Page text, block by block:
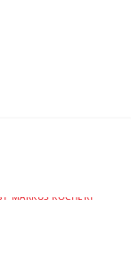
MARKUS KOCHERT